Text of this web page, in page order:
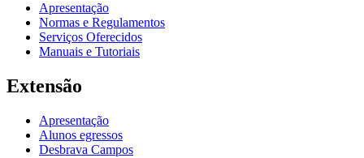
Apresentação
Normas e Regulamentos
Serviços Oferecidos
Manuais e Tutoriais
Extensão
Apresentação
Alunos egressos
Desbrava Campos